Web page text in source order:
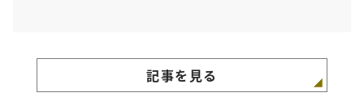
記事を見る